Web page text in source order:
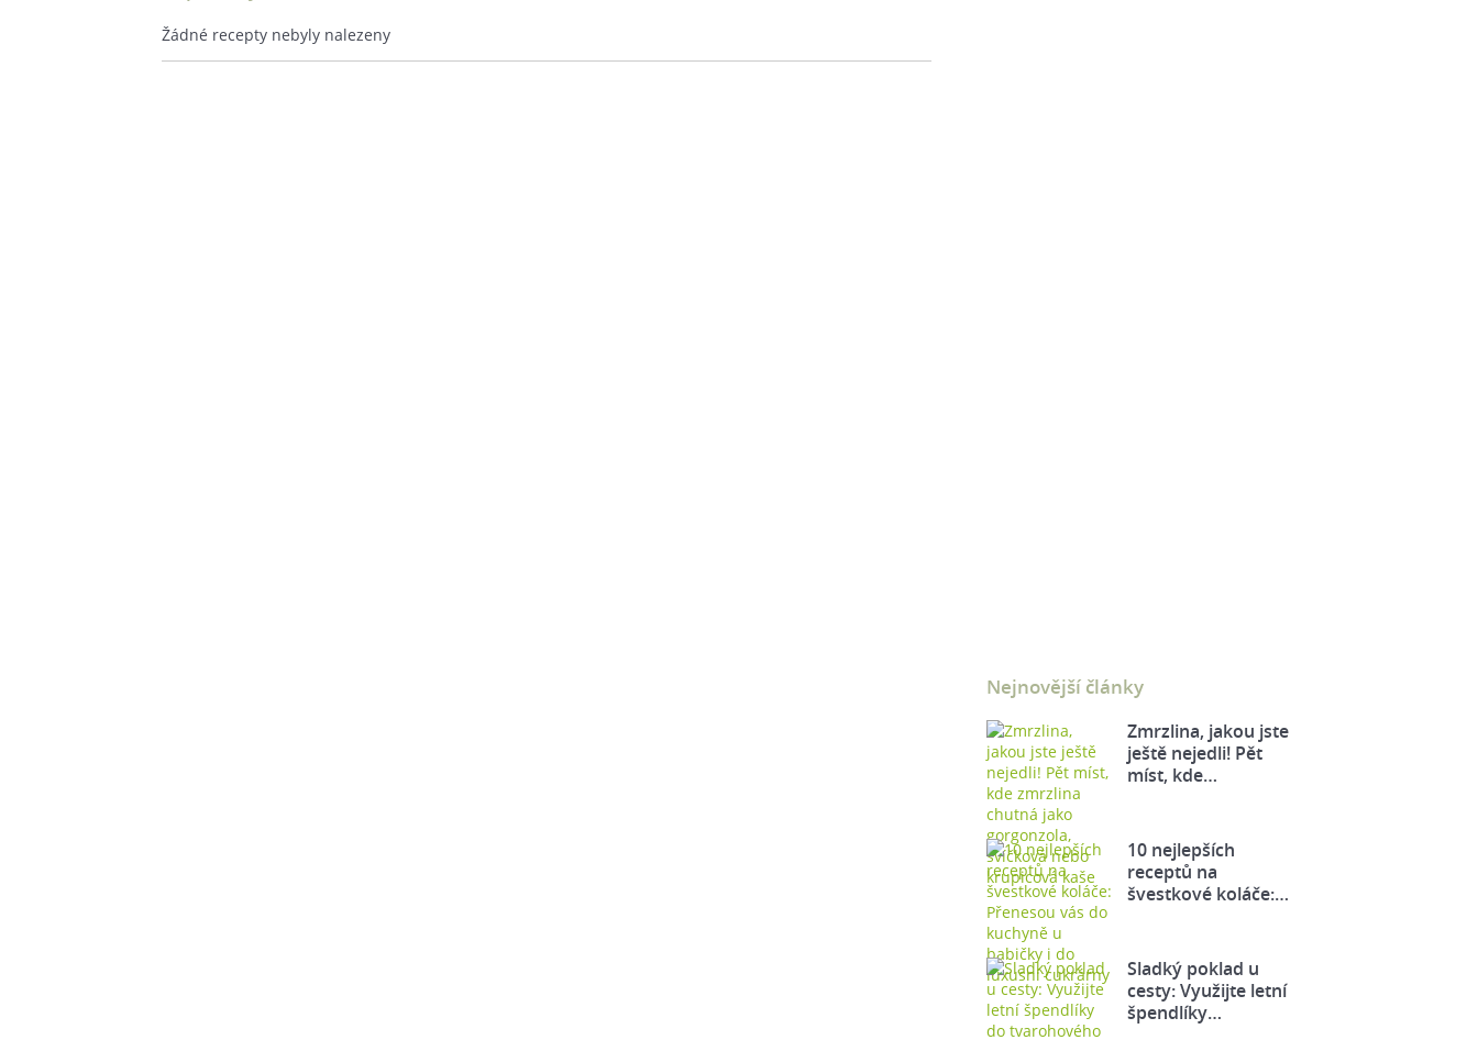
Nejnovější články
Zmrzlina, jakou jste
ještě nejedli! Pět
míst, kde…
10 nejlepších
receptů na
švestkové koláče:…
Sladký poklad u
cesty: Využijte letní
špendlíky…
Žádné recepty nebyly nalezeny